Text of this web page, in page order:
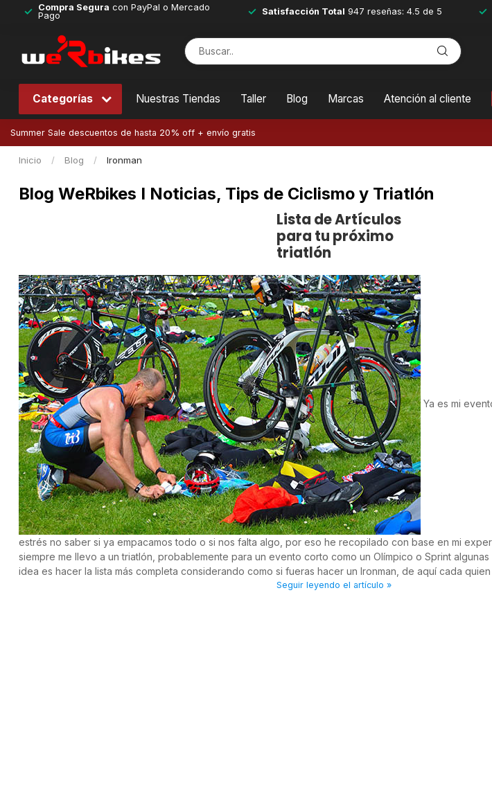
Compra Segura con PayPal o Mercado
Pago
Satisfacción Total 947 reseñas: 4.5 de 5
Categorías Nuestras Tiendas Taller Blog Marcas Atención al cliente
Summer Sale descuentos de hasta 20% off + envío gratis
Inicio / Blog / Ironman
Blog WeRbikes I Noticias, Tips de Ciclismo y Triatlón
Lista de Artículos
para tu próximo
triatlón
Ya es mi
estrés no saber si ya empacamos todo o si nos falta algo, por eso he recopilado con base en mi
siempre me llevo a un triatlón, probablemente para un evento corto como un Olímpico o Sprint
idea es hacer la lista más completa considerando como si fueras hacer un Ironman, de aquí cada
Seguir leyendo el artículo »